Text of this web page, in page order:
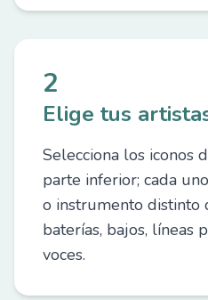
2
Elige tus
Selecciona los iconos
parte inferior; cada
o instrumento distinto
baterías, bajos, líneas
voces.